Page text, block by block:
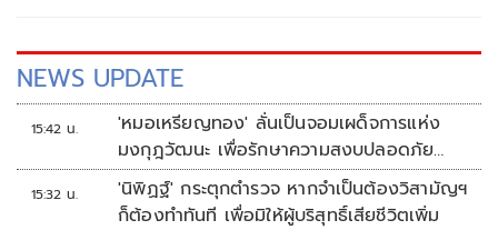
NEWS UPDATE
15:42 น.
'หมอเหรียญทอง' ลั่นเป็นจอมเผด็จการแห่ง
มงกุฎวัฒนะ เพื่อรักษาความสงบปลอดภัย
ภายในรพ.
15:32 น.
'นิพิฏฐ์' กระตุกตำรวจ หากจำเป็นต้องวิสามัญฯ
ก็ต้องทำทันที เพื่อมิให้ผู้บริสุทธิ์เสียชีวิตเพิ่ม